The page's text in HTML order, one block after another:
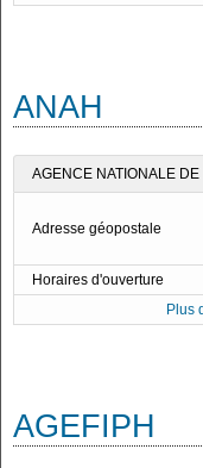
ANAH
AGENCE NATIONALE
Adresse géopostale
Horaires d'ouverture
Plus
AGEFIPH